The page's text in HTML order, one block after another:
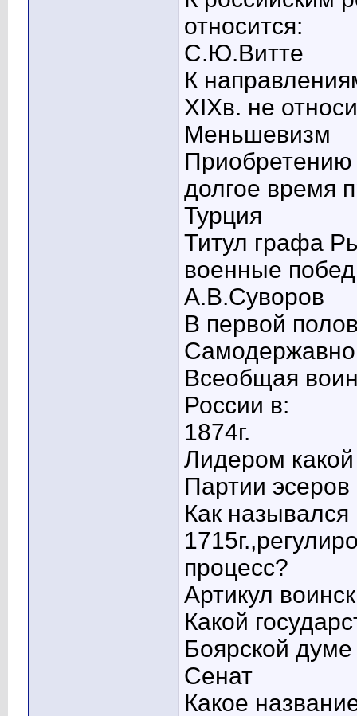
относится:
С.Ю.Витте
К
XIXв. не
Меньшевизм
долгое время
Турция
Титул графа
военные
А.В.Суворов
В первой
Всеобщая
России в:
1874г.
Лидером
Партии эсеров
Как
процесс?
Артикул
Какой
Боярской думе
Сенат
Какое